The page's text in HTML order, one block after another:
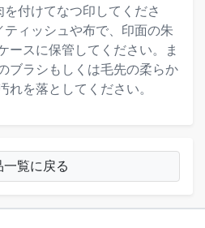
付けてなつ印してくださ
ィッシュや布で、印面の朱
ースに保管してください。ま
ブラシもしくは毛先の柔らか
れを落としてください。
一覧に戻る